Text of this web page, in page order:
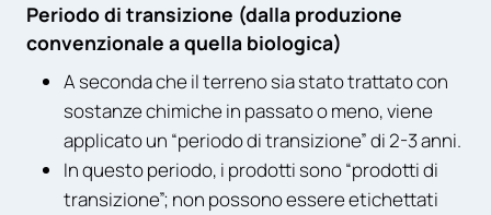
Periodo di transizione (dalla produzione
convenzionale a quella biologica)
A seconda che il terreno sia stato trattato con
sostanze chimiche in passato o meno, viene
applicato un “periodo di transizione” di 2-3 anni.
In questo periodo, i prodotti sono “prodotti di
transizione”; non possono essere etichettati